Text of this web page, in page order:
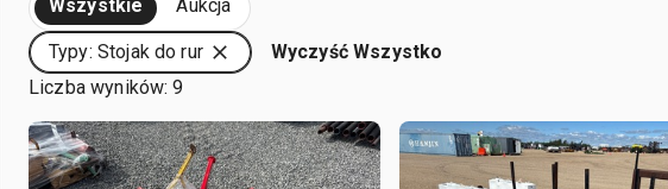
Wszystkie Aukcja
Typy: Stojak do rur
Wyczyść Wszystko
Liczba wyników: 9